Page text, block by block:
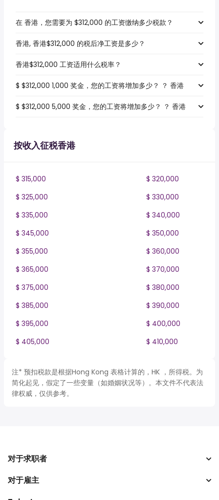
在 香港，您需要为 $312,000 的工资缴纳多少税款？
香港, 香港$312,000 的税后净工资是多少？
香港$312,000 工资适用什么税率？
$ $312,000 1,000 奖金，您的工资将增加多少？ ？ 香港
$ $312,000 5,000 奖金，您的工资将增加多少？ ？ 香港
按收入征税香港
$ 315,000
$ 320,000
$ 325,000
$ 330,000
$ 335,000
$ 340,000
$ 345,000
$ 350,000
$ 355,000
$ 360,000
$ 365,000
$ 370,000
$ 375,000
$ 380,000
$ 385,000
$ 390,000
$ 395,000
$ 400,000
$ 405,000
$ 410,000
注* 预扣税款是根据Hong Kong 表格计算的，HK ，所得税。为
简化起见，假定了一些变量（如婚姻状况等）。本文件不代表法
律权威，仅供参考。
对于求职者
搜索工作
对于雇主